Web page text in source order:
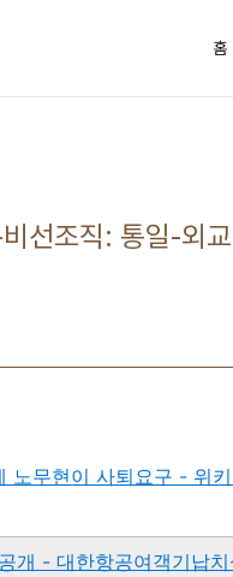
홈
선조직: 통일-외
무현이 사퇴요구 - 위
개 - 대한항공여객기납